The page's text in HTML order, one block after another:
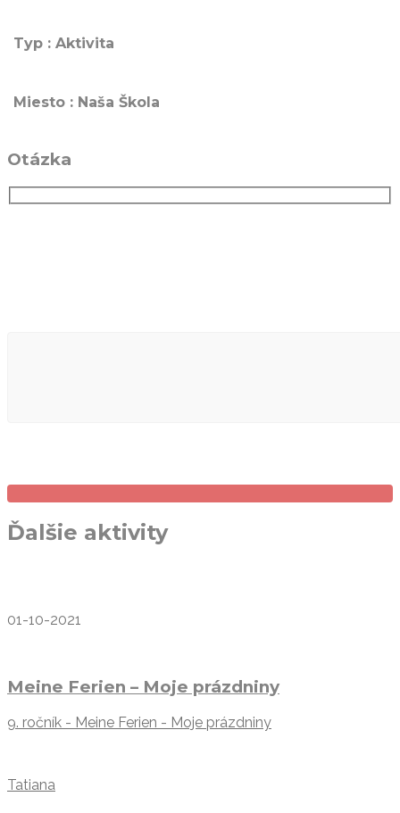
Typ : Aktivita
Miesto : Naša Škola
Otázka
Ďalšie aktivity
01-10-2021
Meine Ferien – Moje prázdniny
9. ročník - Meine Ferien - Moje prázdniny
Tatiana